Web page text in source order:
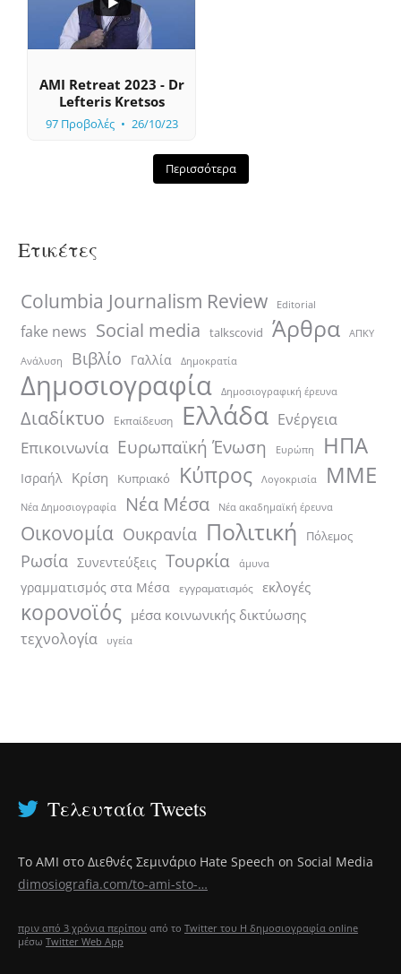
0
AMI Retreat 2023 - Dr
Lefteris Kretsos
97 Προβολές 26/10/23
Περισσότερα
Ετικέτες
Columbia Journalism Review Editorial
fake news Social media talkscovid Άρθρα ΑΠΚΥ
Ανάλυση Βιβλίο Γαλλία Δημοκρατία
Δημοσιογραφία Δημοσιογραφική έρευνα
Διαδίκτυο Εκπαίδευση Ελλάδα Ενέργεια
Επικοινωνία Ευρωπαϊκή Ένωση Ευρώπη ΗΠΑ
Ισραήλ Κρίση Κυπριακό Κύπρος Λογοκρισία ΜΜΕ
Νέα Δημοσιογραφία Νέα Μέσα Νέα ακαδημαϊκή έρευνα
Οικονομία Ουκρανία Πολιτική Πόλεμος
Ρωσία Συνεντεύξεις Τουρκία άμυνα
γραμματισμός στα Μέσα εγγραματισμός εκλογές
κορονοϊός μέσα κοινωνικής δικτύωσης
τεχνολογία υγεία
Τελευταία Tweets
Το ΑΜΙ στο Διεθνές Σεμινάριο Hate Speech on Social Media
dimosiografia.com/to-ami-sto-…
πριν από 3 χρόνια περίπου από το Twitter του Η δημοσιογραφία online
μέσω Twitter Web App